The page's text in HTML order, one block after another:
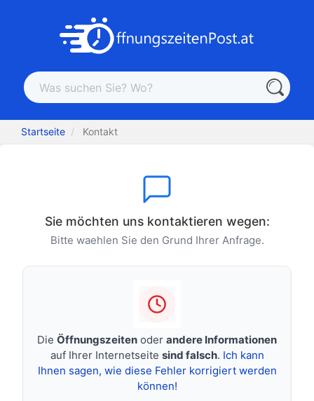
Startseite Kontakt
Sie möchten uns kontaktieren wegen:
Bitte waehlen Sie den Grund Ihrer Anfrage.
Die Öffnungszeiten oder andere Informationen
auf Ihrer Internetseite sind falsch. Ich kann
Ihnen sagen, wie diese Fehler korrigiert werden
können!